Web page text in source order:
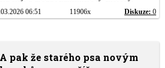
06:51 11906x Diskuze: 0
A pak že starého psa novým